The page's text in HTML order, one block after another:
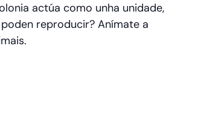
actúa como unha unidade,
reproducir? Anímate a